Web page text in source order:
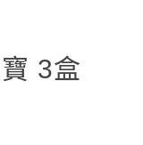
3盒